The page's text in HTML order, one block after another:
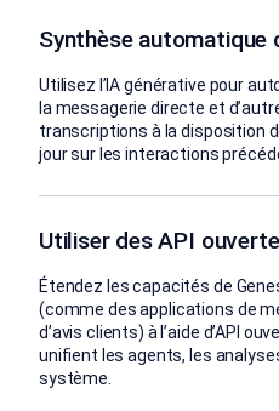
Synthèse automatique
Utilisez l’IA générative pour
la messagerie directe et
transcriptions à la disposition
jour sur les interactions
Utiliser des API
Étendez les capacités de
(comme des applications de
d’avis clients) à l’aide d’API
unifient les agents, les
système.